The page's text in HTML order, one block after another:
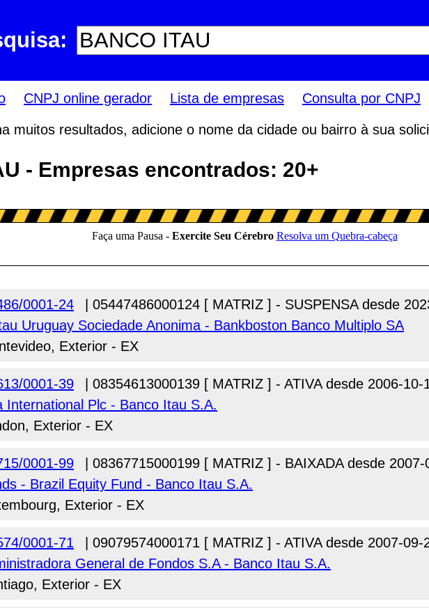
CNPJ online gerador Lista de empresas Consulta por CNPJ
muitos resultados, adicione o nome da cidade ou bairro à sua
- Empresas encontrados: 20+
0001-24
| 05447486000124 [ MATRIZ ] - SUSPENSA desde
Uruguay Sociedade Anonima - Bankboston Banco Multiplo SA
Exterior - EX
0001-39
| 08354613000139 [ MATRIZ ] - ATIVA desde 2006-10-
International Plc - Banco Itau S.A.
Exterior - EX
0001-99
| 08367715000199 [ MATRIZ ] - BAIXADA desde 2007-
- Brazil Equity Fund - Banco Itau S.A.
Exterior - EX
0001-71
| 09079574000171 [ MATRIZ ] - ATIVA desde 2007-09-
General de Fondos S.A - Banco Itau S.A.
Exterior - EX